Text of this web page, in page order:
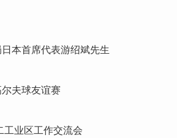
本首席代表游绍斌先生
夫球友谊赛
业区工作交流会